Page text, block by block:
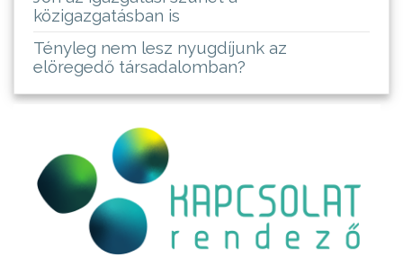
közigazgatásban is
Tényleg nem lesz nyugdíjunk az
elöregedő társadalomban?